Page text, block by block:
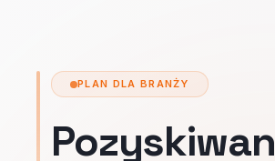
PLAN DLA BRANŻY